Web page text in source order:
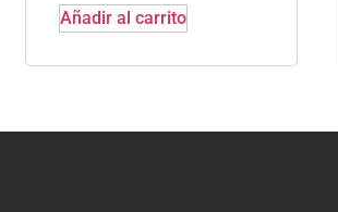
Añadir al carrito